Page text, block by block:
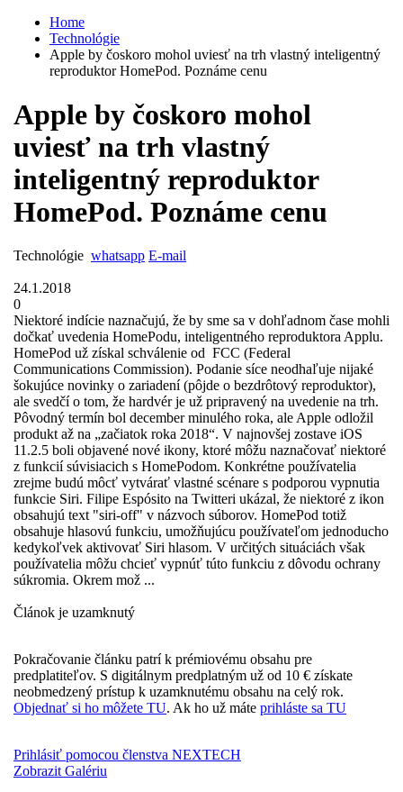
Home
Technológie
Apple by čoskoro mohol uviesť na trh vlastný inteligentný
reproduktor HomePod. Poznáme cenu
Apple by čoskoro mohol
uviesť na trh vlastný
inteligentný reproduktor
HomePod. Poznáme cenu
Technológie whatsapp E-mail
24.1.2018
0
Niektoré indície naznačujú, že by sme sa v dohľadnom čase mohli
dočkať uvedenia HomePodu, inteligentného reproduktora Applu.
HomePod už získal schválenie od FCC (Federal
Communications Commission). Podanie síce neodhaľuje nijaké
šokujúce novinky o zariadení (pôjde o bezdrôtový reproduktor),
ale svedčí o tom, že hardvér je už pripravený na uvedenie na trh.
Pôvodný termín bol december minulého roka, ale Apple odložil
produkt až na „začiatok roka 2018“. V najnovšej zostave iOS
11.2.5 boli objavené nové ikony, ktoré môžu naznačovať niektoré
z funkcií súvisiacich s HomePodom. Konkrétne používatelia
zrejme budú môcť vytvárať vlastné scénare s podporou vypnutia
funkcie Siri. Filipe Espósito na Twitteri ukázal, že niektoré z ikon
obsahujú text "siri-off" v názvoch súborov. HomePod totiž
obsahuje hlasovú funkciu, umožňujúcu používateľom jednoducho
kedykoľvek aktivovať Siri hlasom. V určitých situáciách však
používatelia môžu chcieť vypnúť túto funkciu z dôvodu ochrany
súkromia. Okrem mož ...
Článok je uzamknutý
Pokračovanie článku patrí k prémiovému obsahu pre
predplatiteľov. S digitálnym predplatným už od 10 € získate
neobmedzený prístup k uzamknutému obsahu na celý rok.
Objednať si ho môžete TU. Ak ho už máte prihláste sa TU
Prihlásiť pomocou členstva NEXTECH
Zobrazit Galériu